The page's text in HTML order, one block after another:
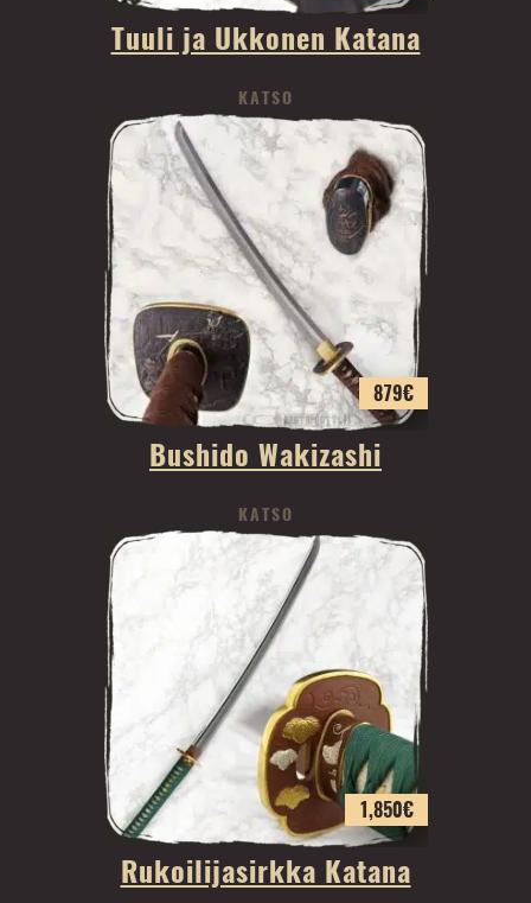
Tuuli ja Ukkonen Katana
KATSO
879€
Bushido Wakizashi
KATSO
1,850€
Rukoilijasirkka Katana